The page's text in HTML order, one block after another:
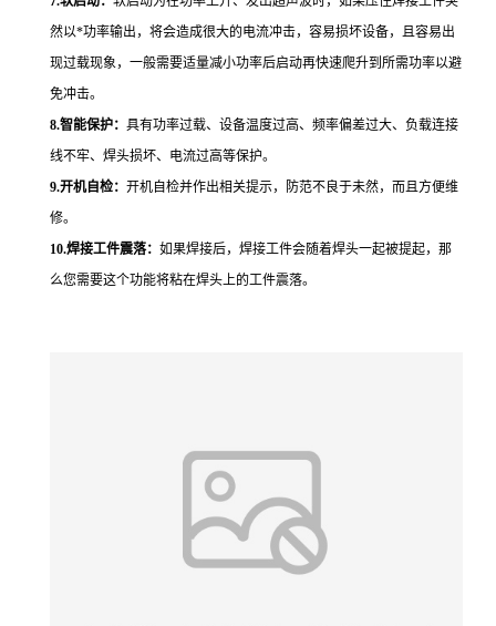
然以*功率输出，将会造成很大的电流冲击，容易损坏设备，且容易出
现过载现象，一般需要适量减小功率后启动再快速爬升到所需功率以避
免冲击。
8.智能保护： 具有功率过载、设备温度过高、频率偏差过大、负载连接
线不牢、焊头损坏、电流过高等保护。
9.开机自检： 开机自检并作出相关提示，防范不良于未然，而且方便维
修。
10.焊接工件震落： 如果焊接后，焊接工件会随着焊头一起被提起，那
么您需要这个功能将粘在焊头上的工件震落。